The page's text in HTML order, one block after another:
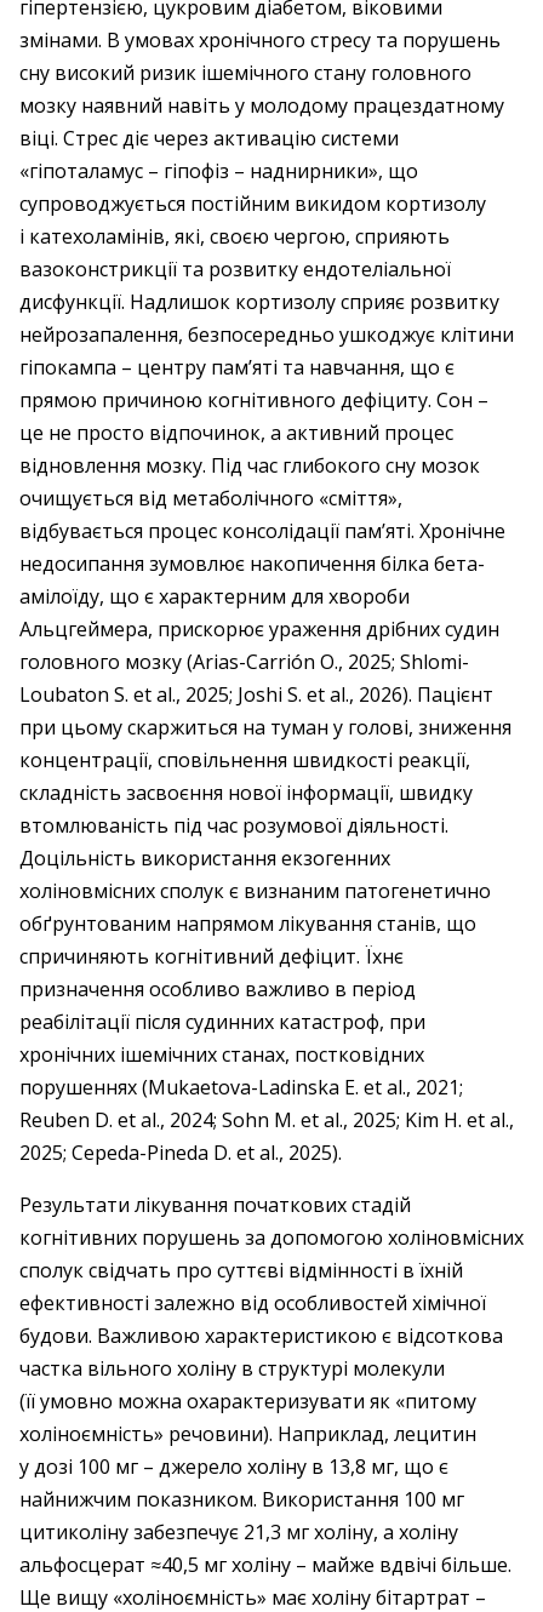
гіпертензією, цукровим діабетом, віковими
змінами. В умовах хронічного стресу та порушень
сну високий ризик ішемічного стану головного
мозку наявний навіть у молодому працездатному
віці. Стрес діє через активацію системи
«гіпоталамус – гіпофіз – наднирники», що
супроводжується постійним викидом кортизолу
і катехоламінів, які, своєю чергою, сприяють
вазоконстрикції та розвитку ендотеліальної
дисфункції. Надлишок кортизолу сприяє розвитку
нейрозапалення, безпосередньо ушкоджує клітини
гіпокампа – центру пам’яті та навчання, що є
прямою причиною когнітивного дефіциту. Сон –
це не просто відпочинок, а активний процес
відновлення мозку. Під час глибокого сну мозок
очищується від метаболічного «сміття»,
відбувається процес консолідації пам’яті. Хронічне
недосипання зумовлює накопичення білка бета-
амілоїду, що є характерним для хвороби
Альцгеймера, прискорює ураження дрібних судин
головного мозку (Arias-Carrión O., 2025; Shlomi-
Loubaton S. et al., 2025; Joshi S. et al., 2026). Пацієнт
при цьому скаржиться на туман у голові, зниження
концентрації, сповільнення швидкості реакції,
складність засвоєння нової інформації, швидку
втомлюваність під час розумової діяльності.
Доцільність використання екзогенних
холіновмісних сполук є визнаним патогенетично
обґрунтованим напрямом лікування станів, що
спричиняють когнітивний дефіцит. Їхнє
призначення особливо важливо в період
реабілітації після судинних катастроф, при
хронічних ішемічних станах, постковідних
порушеннях (Mukaetova-Ladinska E. et al., 2021;
Reuben D. et al., 2024; Sohn M. et al., 2025; Kim H. et al.,
2025; Cepeda-Pineda D. et al., 2025).
Результати лікування початкових стадій
когнітивних порушень за допомогою холіновмісних
сполук свідчать про суттєві відмінності в їхній
ефективності залежно від особливостей хімічної
будови. Важливою характеристикою є відсоткова
частка вільного холіну в структурі молекули
(її умовно можна охарактеризувати як «питому
холіноємність» речовини). Наприклад, лецитин
у дозі 100 мг – джерело холіну в 13,8 мг, що є
найнижчим показником. Використання 100 мг
цитиколіну забезпечує 21,3 мг холіну, а холіну
альфосцерат ≈40,5 мг холіну – майже вдвічі більше.
Ще вищу «холіноємність» має холіну бітартрат –